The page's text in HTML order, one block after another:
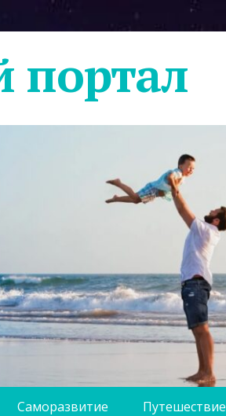
Саморазвитие Путешествие